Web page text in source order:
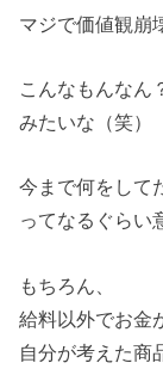
マジで価値観崩
こんなもんなん
みたいな（笑）
今まで何をして
ってなるぐらい
もちろん、
給料以外でお金
自分が考えた商